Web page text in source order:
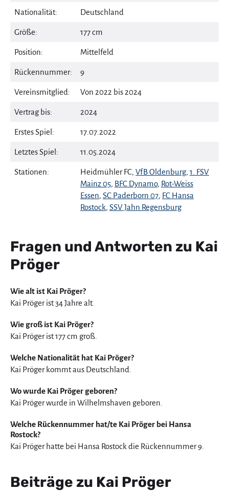
Nationalität: Deutschland
Größe: 177 cm
Position: Mittelfeld
Rückennummer: 9
Vereinsmitglied: Von 2022 bis 2024
Vertrag bis: 2024
Erstes Spiel: 17.07.2022
Letztes Spiel: 11.05.2024
Stationen: Heidmühler FC, VfB Oldenburg, 1. FSV
Mainz 05, BFC Dynamo, Rot-Weiss
Essen, SC Paderborn 07, FC Hansa
Rostock, SSV Jahn Regensburg
Fragen und Antworten zu Kai
Pröger
Wie alt ist Kai Pröger?
Kai Pröger ist 34 Jahre alt.
Wie groß ist Kai Pröger?
Kai Pröger ist 177 cm groß.
Welche Nationalität hat Kai Pröger?
Kai Pröger kommt aus Deutschland.
Wo wurde Kai Pröger geboren?
Kai Pröger wurde in Wilhelmshaven geboren.
Welche Rückennummer hat/te Kai Pröger bei Hansa
Rostock?
Kai Pröger hatte bei Hansa Rostock die Rückennummer 9.
Beiträge zu Kai Pröger